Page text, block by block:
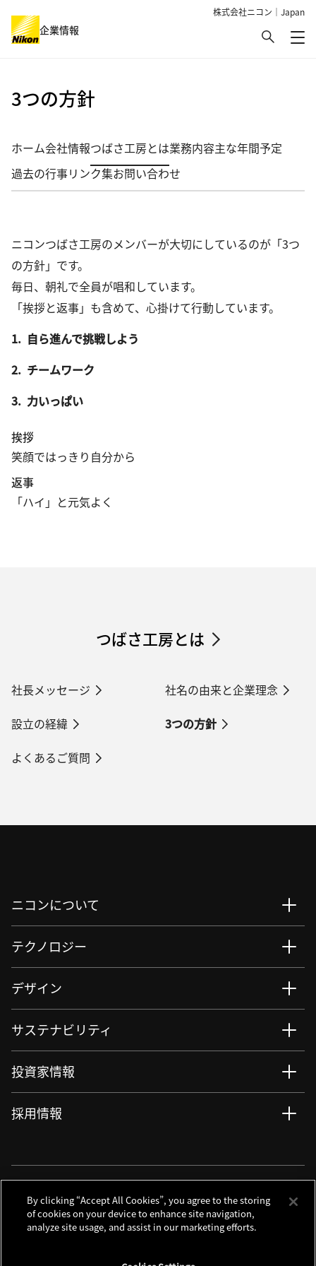
株式会社ニコン｜Japan
企業情報 検索
メ
3つの方針
ホーム会社情報つばさ工房とは業務内容主な年間予定
過去の行事リンク集お問い合わせ
ニコンつばさ工房のメンバーが大切にしているのが「3つ
の方針」です。
毎日、朝礼で全員が唱和しています。
「挨拶と返事」も含めて、心掛けて行動しています。
1. 自ら進んで挑戦しよう
2. チームワーク
3. 力いっぱい
挨拶
笑顔ではっきり自分から
返事
「ハイ」と元気よく
つばさ工房とは
社長メッセージ
社名の由来と企業理念
設立の経緯
3つの方針
よくあるご質問
ニコンについて
テクノロジー
デザイン
サステナビリティ
投資家情報
採用情報
By clicking “Accept All Cookies”, you agree to the storing
of cookies on your device to enhance site navigation,
analyze site usage, and assist in our marketing efforts.